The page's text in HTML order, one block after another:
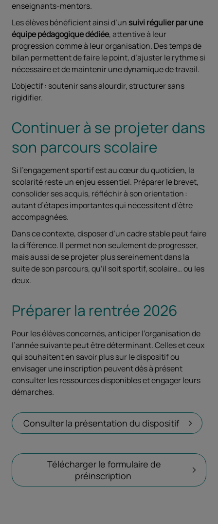
enseignants-mentors.
Les élèves bénéficient ainsi d’unsuivi régulier par une
équipe pédagogique dédiée, attentive à leur
progression comme à leur organisation. Des temps de
bilan permettent de faire le point, d’ajuster le rythme si
nécessaire et de maintenir une dynamique de travail.
L’objectif : soutenir sans alourdir, structurer sans
rigidifier.
Continuer à se projeter dans
son parcours scolaire
Si l’engagement sportif est au cœur du quotidien, la
scolarité reste un enjeu essentiel. Préparer le brevet,
consolider ses acquis, réfléchir à son orientation :
autant d’étapes importantes qui nécessitent d’être
accompagnées.
Dans ce contexte, disposer d’un cadre stable peut faire
la différence. Il permet non seulement de progresser,
mais aussi de se projeter plus sereinement dans la
suite de son parcours, qu’il soit sportif, scolaire… ou les
deux.
Préparer la rentrée 2026
Pour les élèves concernés, anticiper l’organisation de
l’année suivante peut être déterminant. Celles et ceux
qui souhaitent en savoir plus sur le dispositif ou
envisager une inscription peuvent dès à présent
consulter les ressources disponibles et engager leurs
démarches.
Consulter la présentation du dispositif
Télécharger le formulaire de
préinscription